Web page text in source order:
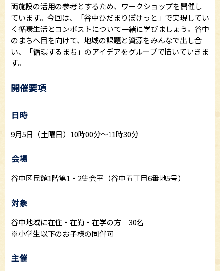
両施設の活用の参考とするため、ワークショップを開催し
ています。今回は、「谷中ひだまりぽけっと」で実現してい
く循環生活とコンポストについて一緒に学びましょう。谷中
のまちへ目を向けて、地域の課題と資源をみんなで出し合
い、「循環するまち」のアイデアをグループで描いていきま
す。
開催要項
日時
9月5日（土曜日）10時00分～11時30分
会場
谷中区民館1階第1・2集会室（谷中五丁目6番地5号）
対象
谷中地域に在住・在勤・在学の方 30名
※小学生以下のお子様の同伴可
主催